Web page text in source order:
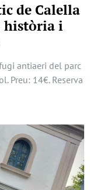
de Calella
història i
antiaeri del parc
Preu: 14€. Reserva